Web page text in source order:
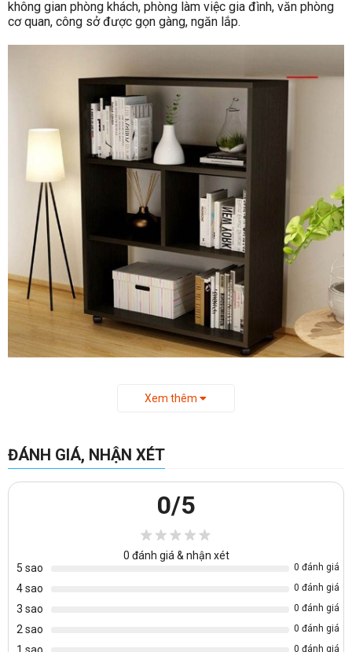
không gian phòng khách, phòng làm việc gia đình, văn phòng
cơ quan, công sở được gọn gàng, ngăn lắp.
nhau tùy bạn chọn
Xem thêm
ĐÁNH GIÁ, NHẬN XÉT
0/5
0 đánh giá & nhận xét
5 sao
0 đánh giá
4 sao 0 đánh giá
3 sao 0 đánh giá
2 sao 0 đánh giá
0 đánh giá